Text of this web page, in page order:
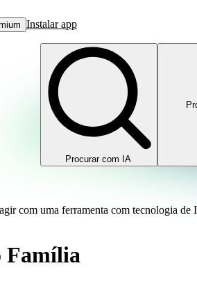
Instalar app
Procurar com IA
com uma ferramenta com tecnologia de
Família